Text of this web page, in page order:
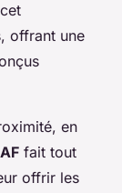
, offrant une
en
fait tout
offrir les